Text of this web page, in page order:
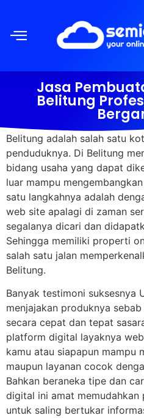
Jasa
Belitung
Belitung adalah salah satu
penduduknya. Di Belitung
bidang usaha yang dapat
luar mampu
satu langkahnya adalah
web site apalagi di zaman
segalanya dicari dan
Sehingga memiliki properti
salah satu jalan
Belitung.
Banyak testimoni suksesnya
menjajakan produknya
secara cepat dan tepat
platform digital layaknya
kamu atau siapapun mampu
maupun layanan cocok
Bahkan beraneka tipe dan
digital ini amat memudahkan
untuk saling bertukar